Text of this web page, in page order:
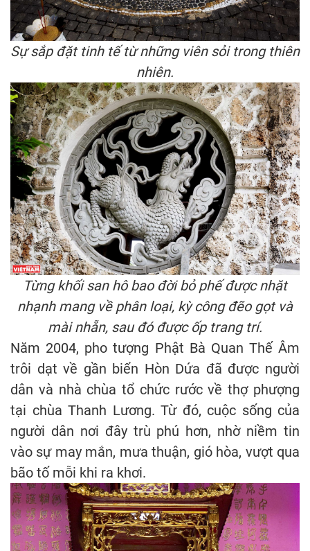
Sự sắp đặt tinh tế từ những viên sỏi trong thiên
nhiên.
Từng khối san hô bao đời bỏ phế được nhặt
nhạnh mang về phân loại, kỳ công đẽo gọt và
mài nhẵn, sau đó được ốp trang trí.
Năm 2004, pho tượng Phật Bà Quan Thế Âm
trôi dạt về gần biển Hòn Dứa đã được người
dân và nhà chùa tổ chức rước về thợ phượng
tại chùa Thanh Lương. Từ đó, cuộc sống của
người dân nơi đây trù phú hơn, nhờ niềm tin
vào sự may mắn, mưa thuận, gió hòa, vượt qua
bão tố mỗi khi ra khơi.